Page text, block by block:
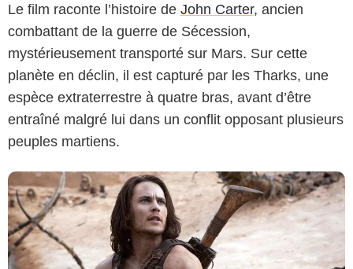
Le film raconte l’histoire de John Carter, ancien
combattant de la guerre de Sécession,
mystérieusement transporté sur Mars. Sur cette
planète en déclin, il est capturé par les Tharks, une
espèce extraterrestre à quatre bras, avant d’être
entraîné malgré lui dans un conflit opposant plusieurs
peuples martiens.